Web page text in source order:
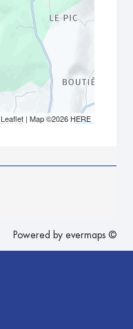
Leaflet| Map ©2026 HERE
Powered by evermaps ©